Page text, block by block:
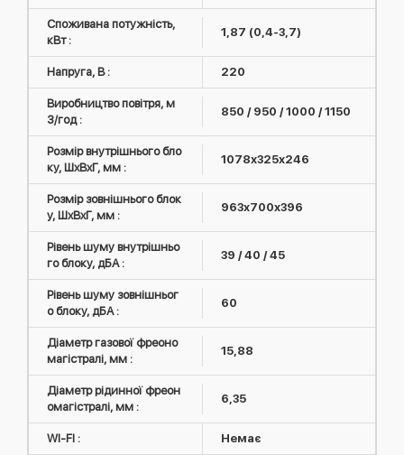
Споживана потужність,
кВт :
1,87 (0,4-3,7)
Напруга, В : 220
Виробництво повітря, м
3/год :
850 / 950 / 1000 / 1150
Розмір внутрішнього бло
ку, ШxВxГ, мм :
1078х325х246
Розмір зовнішнього блок
у, ШxВxГ, мм :
963х700х396
Рівень шуму внутрішньо
го блоку, дБА :
39 / 40 / 45
Рівень шуму зовнішньог
о блоку, дБА :
60
Діаметр газової фреоно
магістралі, мм :
15,88
Діаметр рідинної фреон
омагістралі, мм :
6,35
WI-FI : Немає